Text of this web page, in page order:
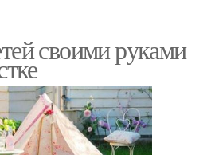
своими руками